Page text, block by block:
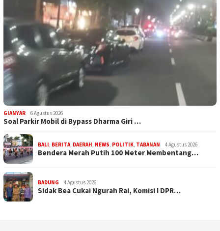
GIANYAR 6 Agustus 2026
Soal Parkir Mobil di Bypass Dharma Giri …
BALI BERITA DAERAH NEWS POLITIK TABANAN 4 Agustus 2026
Bendera Merah Putih 100 Meter Membentang…
BADUNG 4 Agustus 2026
Sidak Bea Cukai Ngurah Rai, Komisi I DPR…